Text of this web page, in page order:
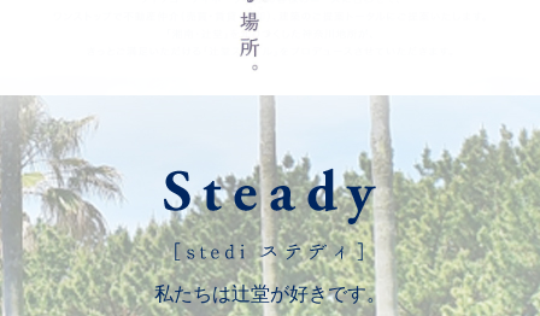
私たちは辻堂が好きです。